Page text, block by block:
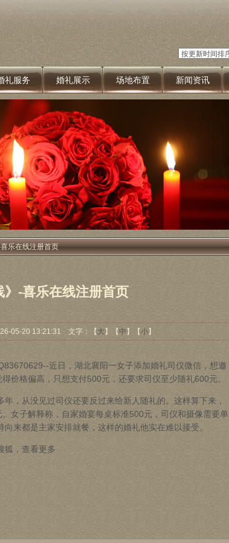
礼服务 婚礼展示 场地布置 新闻资讯
乐在线注册首页
》-喜乐在线注册首页
05-20 13:21:31 文字：【 大 】【中 】【小】
近日，湖北襄阳一女子添加婚礼司仪微信，想邀
价格偏高，只想支付500元，还要求司仪至少随礼600元。
年，从没见过司仪还要反过来给新人随礼的。这样算下来，
女子解释称，自家婚宴每桌标准500元，司仪和摄像需要单
来都是主家安排就餐，这样的婚礼他实在难以接受。
，查看更多